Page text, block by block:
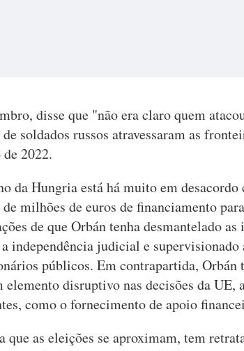
disse que "não era claro quem
soldados russos atravessaram as
2022.
da Hungria está há muito em
milhões de euros de financiamento
de que Orbán tenha desmantelado
independência judicial e supervisionado
públicos. Em contrapartida, Orbán
elemento disruptivo nas decisões da UE,
como o fornecimento de apoio
que as eleições se aproximam, tem